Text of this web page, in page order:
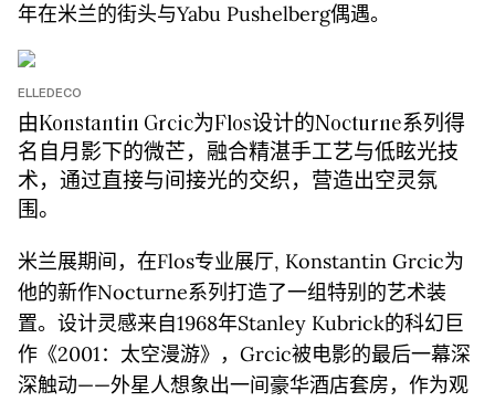
年在米兰的街头与Yabu Pushelberg偶遇。
ELLEDECO
由Konstantin Grcic为Flos设计的Nocturne系列得
名自月影下的微芒，融合精湛手工艺与低眩光技
术，通过直接与间接光的交织，营造出空灵氛
围。
米兰展期间，在Flos专业展厅, Konstantin Grcic为
他的新作Nocturne系列打造了一组特别的艺术装
置。设计灵感来自1968年Stanley Kubrick的科幻巨
作《2001：太空漫游》，Grcic被电影的最后一幕深
深触动——外星人想象出一间豪华酒店套房，作为观